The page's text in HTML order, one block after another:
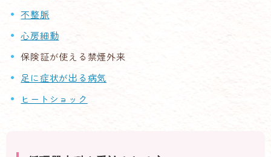
不整脈
心房細動
保険証が使える禁煙外来
足に症状が出る病気
ヒートショック